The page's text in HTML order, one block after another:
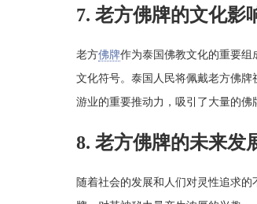
7. 老方佛牌的文化影
老方佛牌作为泰国佛教文化的重要
文化符号。泰国人民将佩戴老方佛
游业的重要推动力，吸引了大量的佛
8. 老方佛牌的未来发
随着社会的发展和人们对灵性追求